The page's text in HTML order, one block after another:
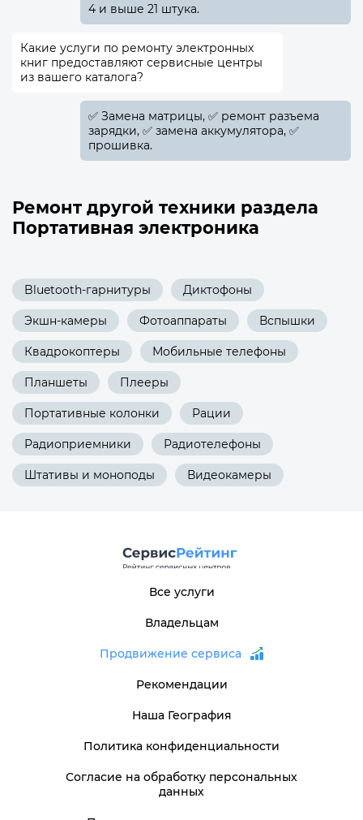
4 и выше 21 штука.
Какие услуги по ремонту электронных
книг предоставляют сервисные центры
из вашего каталога?
✅️ Замена матрицы, ✅️ ремонт разъема
зарядки, ✅️ замена аккумулятора, ✅️
прошивка.
Ремонт другой техники раздела
Портативная электроника
Bluetooth-гарнитуры Диктофоны
Экшн-камеры Фотоаппараты Вспышки
Квадрокоптеры Мобильные телефоны
Планшеты Плееры
Портативные колонки Рации
Радиоприемники Радиотелефоны
Штативы и моноподы Видеокамеры
Все услуги
Владельцам
Продвижение сервиса
Рекомендации
Наша География
Политика конфиденциальности
Согласие на обработку персональных
данных